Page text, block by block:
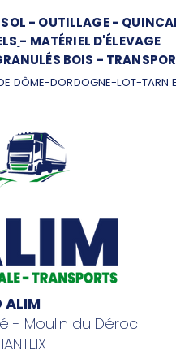
- OUTILLAGE-
- MATÉRIEL D'ÉLEVAGE
BOIS -
DÔME-DORDOGNE-LOT-TARN
ALIM
- Moulin du Déroc